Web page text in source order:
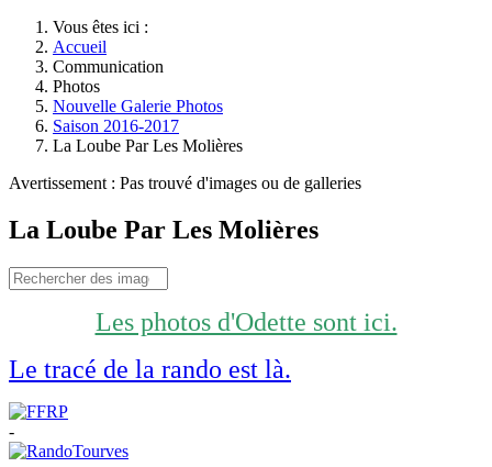
Vous êtes ici :
Accueil
Communication
Photos
Nouvelle Galerie Photos
Saison 2016-2017
La Loube Par Les Molières
Avertissement : Pas trouvé d'images ou de galleries
La Loube Par Les Molières
Les photos d'Odette sont ici.
Le tracé de la rando est là.
-